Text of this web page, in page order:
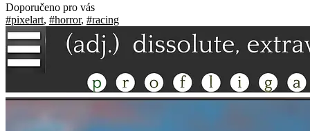
Doporučeno pro vás
#pixelart, #horror, #racing